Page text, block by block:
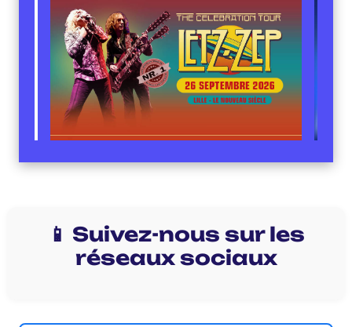
📱 Suivez-nous sur les
réseaux sociaux